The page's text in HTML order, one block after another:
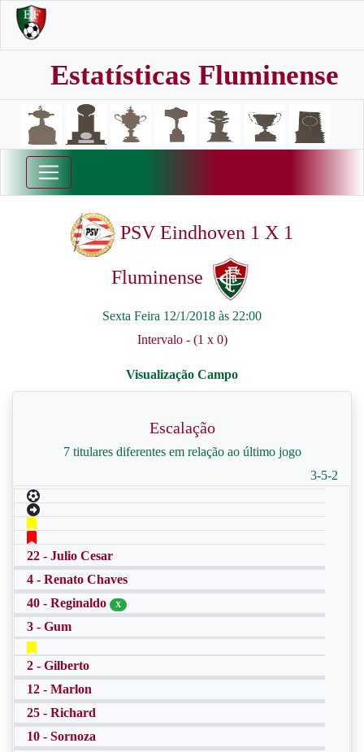
Estatísticas Fluminense
PSV Eindhoven 1 X 1
Fluminense
Sexta Feira 12/1/2018 às 22:00
Intervalo - (1 x 0)
Escalação
7 titulares diferentes em relação ao último jogo
3-5-2
22 - Julio Cesar
4 - Renato Chaves
40 - Reginaldo
X
3 - Gum
2 - Gilberto
12 - Marlon
25 - Richard
10 - Sornoza